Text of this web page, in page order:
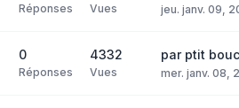
Réponses Vues jeu. janv. 09,
0
Réponses
4332
Vues
par ptit
mer. janv. 08,